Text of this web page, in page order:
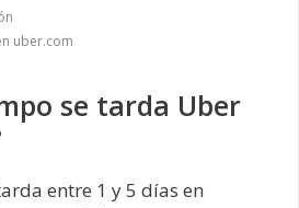
uber.com
se tarda Uber
entre 1 y 5 días en